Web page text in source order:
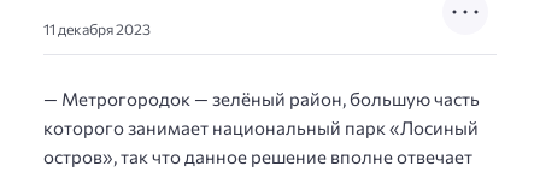
11 декабря 2023
— Метрогородок — зелёный район, большую часть
которого занимает национальный парк «Лосиный
остров», так что данное решение вполне отвечает